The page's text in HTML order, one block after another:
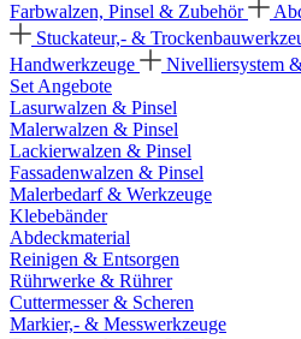
Farbwalzen, Pinsel & Zubehör
Stuckateur,- &
Handwerkzeuge
Nivelliersystem
Set Angebote
Lasurwalzen & Pinsel
Malerwalzen & Pinsel
Lackierwalzen & Pinsel
Fassadenwalzen & Pinsel
Malerbedarf & Werkzeuge
Klebebänder
Abdeckmaterial
Reinigen & Entsorgen
Rührwerke & Rührer
Cuttermesser & Scheren
Markier,- & Messwerkzeuge